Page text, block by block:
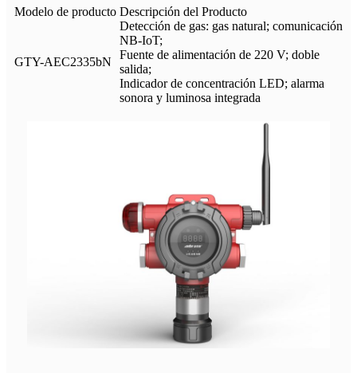
Modelo de producto Descripción del Producto
GTY-AEC2335bN
Detección de gas: gas natural; comunicación
NB-IoT;
Fuente de alimentación de 220 V; doble
salida;
Indicador de concentración LED; alarma
sonora y luminosa integrada